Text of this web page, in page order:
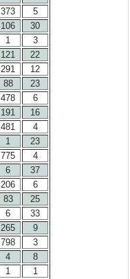
373
5
106
30
1
3
121
22
291
12
88
23
478
6
191
16
481
4
1
23
775
4
6
37
206
6
83
25
6
33
265
9
798
3
4
8
1
1